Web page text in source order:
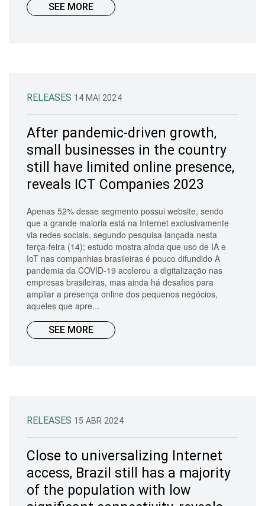
SEE MORE
RELEASES 14 MAI 2024
After pandemic-driven growth,
small businesses in the country
still have limited online presence,
reveals ICT Companies 2023
Apenas 52% desse segmento possui website, sendo
que a grande maioria está na Internet exclusivamente
via redes sociais, segundo pesquisa lançada nesta
terça-feira (14); estudo mostra ainda que uso de IA e
IoT nas companhias brasileiras é pouco difundido A
pandemia da COVID-19 acelerou a digitalização nas
empresas brasileiras, mas ainda há desafios para
ampliar a presença online dos pequenos negócios,
aqueles que apre...
SEE MORE
RELEASES 15 ABR 2024
Close to universalizing Internet
access, Brazil still has a majority
of the population with low